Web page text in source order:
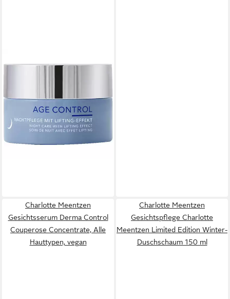
Alle Hauttypen
ab 43,90 €
(878,00 €/ 1 l)
leider ausverkauft
Charlotte Meentzen
Gesichtsserum Derma Control
Couperose Concentrate, Alle
Hauttypen, vegan
Charlotte Meentzen
Gesichtspflege Charlotte
Meentzen Limited Edition Winter-
Duschschaum 150 ml